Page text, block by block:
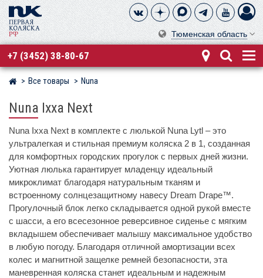
Тюменская область
+7 (3452) 38-80-67
Магазин детских колясок
Все товары Nuna
Nuna Ixxa Next
Nuna Ixxa Next в комплекте с люлькой Nuna Lytl – это
ультралегкая и стильная премиум коляска 2 в 1, созданная
для комфортных городских прогулок с первых дней жизни.
Уютная люлька гарантирует младенцу идеальный
микроклимат благодаря натуральным тканям и
встроенному солнцезащитному навесу Dream Drape™.
Прогулочный блок легко складывается одной рукой вместе
с шасси, а его всесезонное реверсивное сиденье с мягким
вкладышем обеспечивает малышу максимальное удобство
в любую погоду. Благодаря отличной амортизации всех
колес и магнитной защелке ремней безопасности, эта
маневренная коляска станет идеальным и надежным